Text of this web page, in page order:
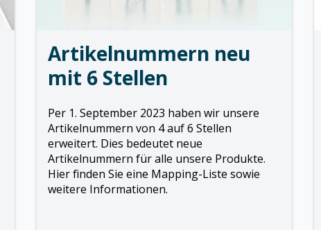
Artikelnummern neu
mit 6 Stellen
Per 1. September 2023 haben wir unsere
Artikelnummern von 4 auf 6 Stellen
erweitert. Dies bedeutet neue
Artikelnummern für alle unsere Produkte.
Hier finden Sie eine Mapping-Liste sowie
weitere Informationen.